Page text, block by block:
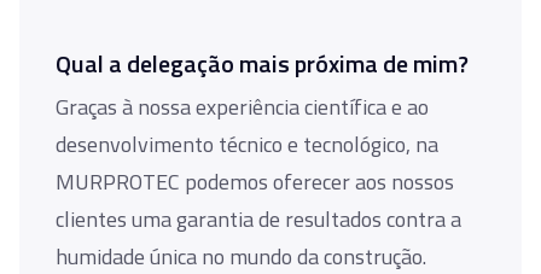
Qual a delegação mais próxima de mim?
Graças à nossa experiência científica e ao
desenvolvimento técnico e tecnológico, na
MURPROTEC podemos oferecer aos nossos
clientes uma garantia de resultados contra a
humidade única no mundo da construção.